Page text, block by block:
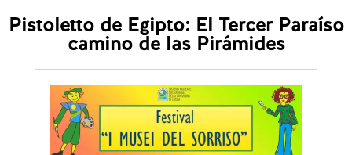
Pistoletto de Egipto: El Tercer Paraíso
camino de las Pirámides